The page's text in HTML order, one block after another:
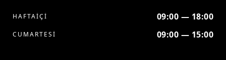
HAFTAİÇİ 09:00 — 18:00
CUMARTESİ 09:00 — 15:00